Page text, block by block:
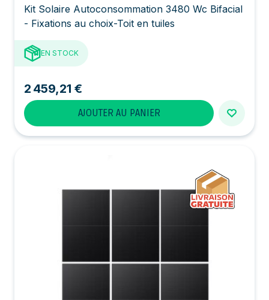
Kit Solaire Autoconsommation 3480 Wc Bifacial
- Fixations au choix-Toit en tuiles
EN STOCK
2 459,21 €
AJOUTER AU PANIER